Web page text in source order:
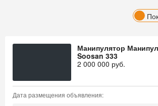
Манипулятор
Soosan 333
2 000 000 руб.
Дата размещения объявления: